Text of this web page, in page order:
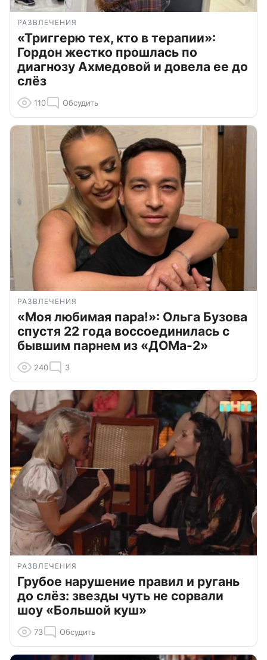
РАЗВЛЕЧЕНИЯ
«Триггерю тех, кто в терапии»:
Гордон жестко прошлась по
диагнозу Ахмедовой и довела ее до
слёз
110 Обсудить
РАЗВЛЕЧЕНИЯ
«Моя любимая пара!»: Ольга Бузова
спустя 22 года воссоединилась с
бывшим парнем из «ДОМа-2»
240 3
РАЗВЛЕЧЕНИЯ
Грубое нарушение правил и ругань
до слёз: звезды чуть не сорвали
шоу «Большой куш»
73 Обсудить